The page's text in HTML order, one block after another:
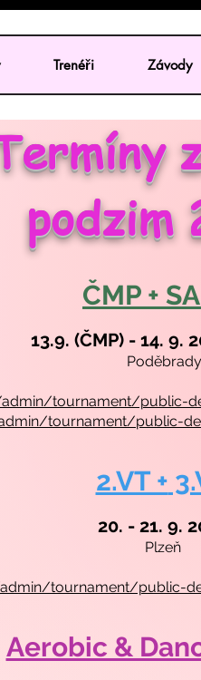
Trenéři Závody
podzim
ČMP +
13.9. (ČMP) - 14. 9.
Poděbrady
tournament/public-
tournament/public-
2.VT +
20. - 21. 9.
Plzeň
tournament/public-
Aerobic &